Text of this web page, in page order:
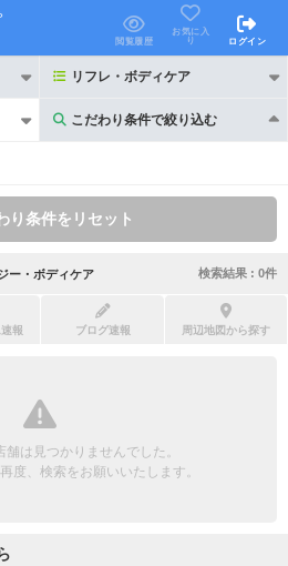
閲覧履歴
お気に入
り
ログイン
リフレ・ボディケア
こだわり条件で絞り込む
こだわり条件で絞り込む
リピーター割引あり
団体様歓迎
り条件をリセット
ー・ボディケア 検索結果 : 0件
報 ブログ速報 周辺地図から探す
は見つかりませんでした。
度、検索をお願いいたします。